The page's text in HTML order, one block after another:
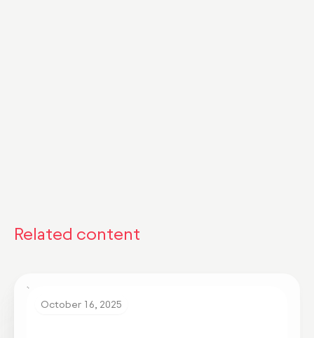
Related content
October 16, 2025